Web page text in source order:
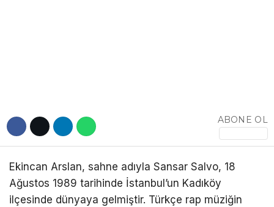
WhatsApp İhbar
Facebook
DIĞER ABONE OL
Ekincan Arslan, sahne adıyla Sansar Salvo, 18
Ağustos 1989 tarihinde İstanbul’un Kadıköy
ilçesinde dünyaya gelmiştir. Türkçe rap müziğin